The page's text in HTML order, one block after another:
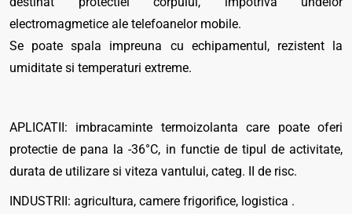
electromagmetice ale telefoanelor mobile.
Se poate spala impreuna cu echipamentul, rezistent la
umiditate si temperaturi extreme.
APLICATII: imbracaminte termoizolanta care poate oferi
protectie de pana la -36°C, in functie de tipul de activitate,
durata de utilizare si viteza vantului, categ. II de risc.
INDUSTRII: agricultura, camere frigorifice, logistica .